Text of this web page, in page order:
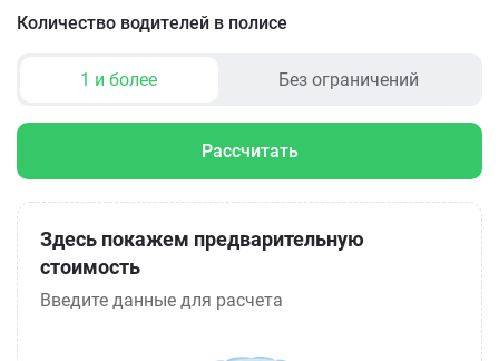
Количество водителей в полисе
1 и более Без ограничений
Рассчитать
Здесь покажем предварительную
стоимость
Введите данные для расчета